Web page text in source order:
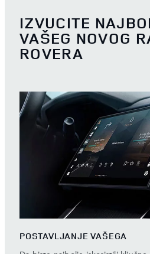
IZVUCITE
VAŠEG NOVOG
ROVERA
POSTAVLJANJE VAŠEGA